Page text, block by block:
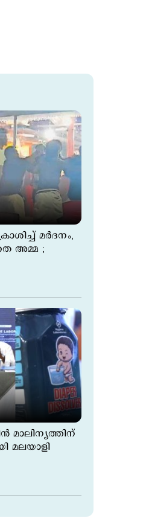
മർദനം,
അമ്മ ;
മാലിന്യത്തിന്
മലയാളി